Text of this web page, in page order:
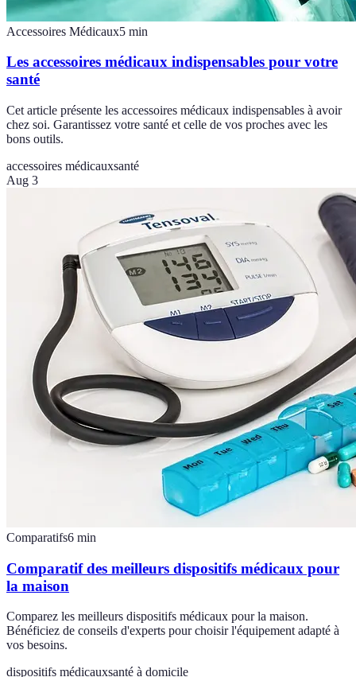
Accessoires Médicaux5 min
Les accessoires médicaux indispensables pour votre
santé
Cet article présente les accessoires médicaux indispensables à avoir
chez soi. Garantissez votre santé et celle de vos proches avec les
bons outils.
accessoires médicauxsanté
Aug 3
Comparatifs6 min
Comparatif des meilleurs dispositifs médicaux pour
la maison
Comparez les meilleurs dispositifs médicaux pour la maison.
Bénéficiez de conseils d'experts pour choisir l'équipement adapté à
vos besoins.
dispositifs médicauxsanté à domicile